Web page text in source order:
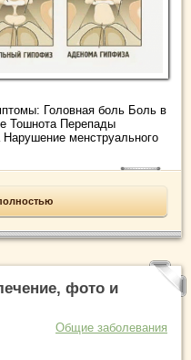
Головная боль Боль в
Тошнота Перепады
менструального
фото и
Общие заболевания